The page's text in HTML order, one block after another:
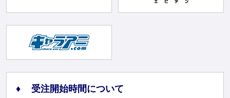
受注開始時間について